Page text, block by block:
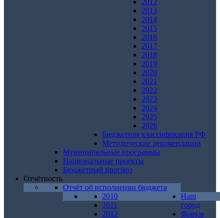
2012
2013
2014
2015
2016
2017
2018
2019
2020
2021
2022
2023
2024
2025
2026
Бюджетная классификация РФ
Методические рекомендации
Муниципальные программы
Национальные проекты
Бюджетный прогноз
Отчётность
Отчёт об исполнении бюджета
2010
2011
2012
Наш
город
Форум